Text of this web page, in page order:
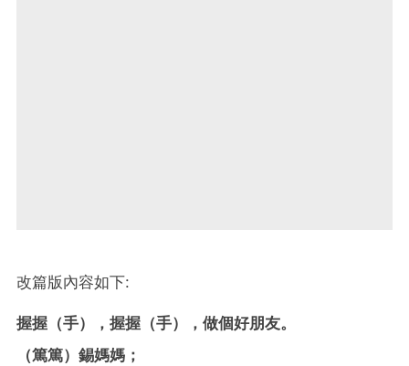
改篇版內容如下:
握握（手），握握（手），做個好朋友。
（篤篤）錫媽媽；